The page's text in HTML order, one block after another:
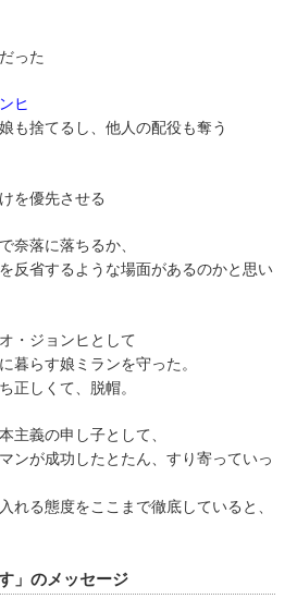
った
ヒ
も捨てるし、他人の配役も奪う
を優先させる
奈落に落ちるか、
反省するような場面があるのかと思い
・ジョンヒとして
暮らす娘ミランを守った。
正しくて、脱帽。
主義の申し子として、
ンが成功したとたん、すり寄っていっ
れる態度をここまで徹底していると、
」のメッセージ